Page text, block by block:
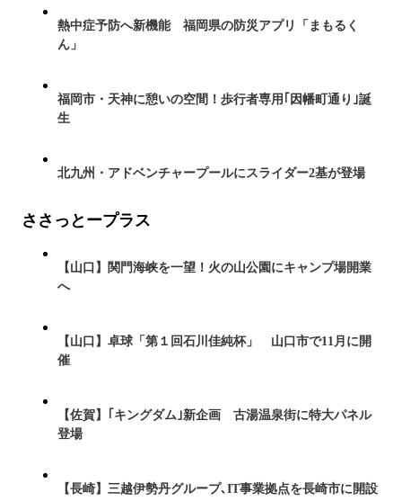
熱中症予防へ新機能 福岡県の防災アプリ「まもるく
ん」
福岡市・天神に憩いの空間！歩行者専用｢因幡町通り｣誕
生
北九州・アドベンチャープールにスライダー2基が登場
ささっとープラス
【山口】関門海峡を一望！火の山公園にキャンプ場開業
へ
【山口】卓球「第１回石川佳純杯」 山口市で11月に開
催
【佐賀】｢キングダム｣新企画 古湯温泉街に特大パネル
登場
【長崎】三越伊勢丹グループ､IT事業拠点を長崎市に開設